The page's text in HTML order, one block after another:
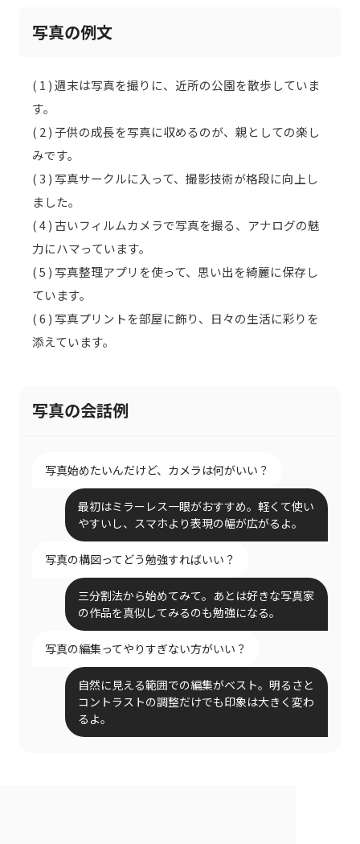
写真の例文
( 1 ) 週末は写真を撮りに、近所の公園を散歩していま
す。
( 2 ) 子供の成長を写真に収めるのが、親としての楽し
みです。
( 3 ) 写真サークルに入って、撮影技術が格段に向上し
ました。
( 4 ) 古いフィルムカメラで写真を撮る、アナログの魅
力にハマっています。
( 5 ) 写真整理アプリを使って、思い出を綺麗に保存し
ています。
( 6 ) 写真プリントを部屋に飾り、日々の生活に彩りを
添えています。
写真の会話例
写真始めたいんだけど、カメラは何がいい？
最初はミラーレス一眼がおすすめ。軽くて使い
やすいし、スマホより表現の幅が広がるよ。
写真の構図ってどう勉強すればいい？
三分割法から始めてみて。あとは好きな写真家
の作品を真似してみるのも勉強になる。
写真の編集ってやりすぎない方がいい？
自然に見える範囲での編集がベスト。明るさと
コントラストの調整だけでも印象は大きく変わ
るよ。